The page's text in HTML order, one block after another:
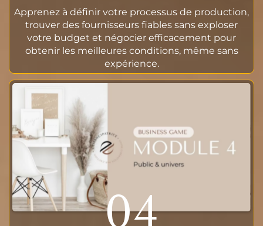
Apprenez à définir votre processus de production,
trouver des fournisseurs fiables sans exploser
votre budget et négocier efficacement pour
obtenir les meilleures conditions, même sans
expérience.
04